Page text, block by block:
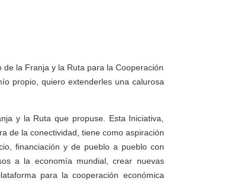
la Franja y la Ruta para la Cooperación
propio, quiero extenderles una calurosa
y la Ruta que propuse. Esta Iniciativa,
de la conectividad, tiene como aspiración
financiación y de pueblo a pueblo con
a la economía mundial, crear nuevas
para la cooperación económica